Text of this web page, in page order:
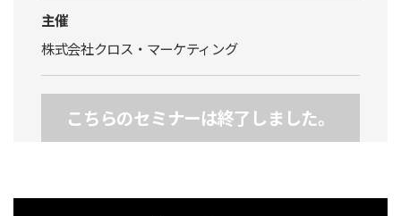
主催
株式会社クロス・マーケティング
こちらのセミナーは終了しました。